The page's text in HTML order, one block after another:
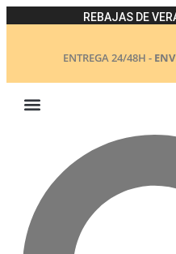
REBAJAS DE
ENTREGA 24/48H -